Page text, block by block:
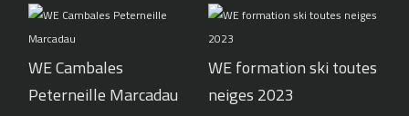
WE Cambales
Peterneille Marcadau
WE formation ski toutes
neiges 2023